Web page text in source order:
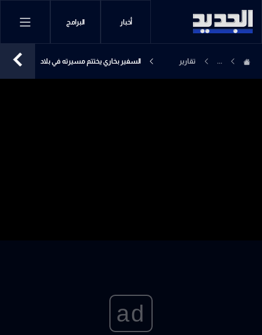
أخبار البرامج
...
تقارير
السفير بخاري يختتم مسيرته في بلاد
ad